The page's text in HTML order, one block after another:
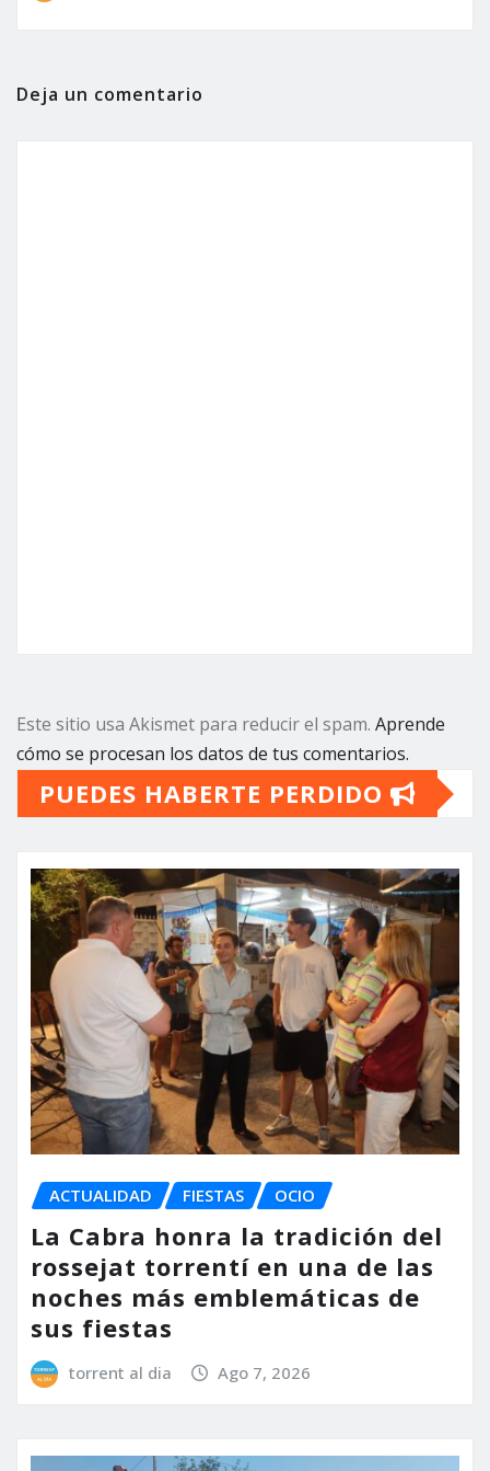
Deja un comentario
Este sitio usa Akismet para reducir el spam. Aprende
cómo se procesan los datos de tus comentarios.
PUEDES HABERTE PERDIDO
ACTUALIDAD FIESTAS OCIO
La Cabra honra la tradición del
rossejat torrentí en una de las
noches más emblemáticas de
sus fiestas
torrent al dia Ago 7, 2026